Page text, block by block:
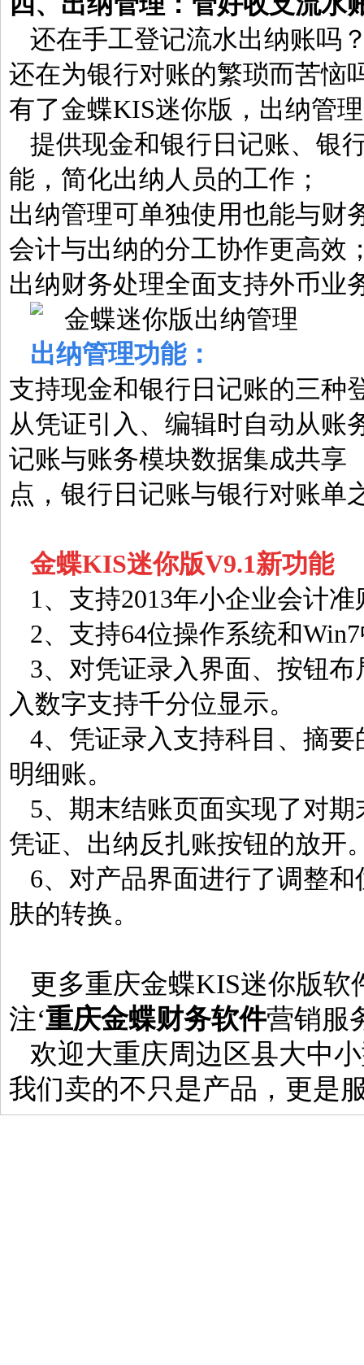
还在手工登记流水出纳账吗
还在为银行对账的繁琐而苦恼
有了金蝶KIS迷你版，出纳管
提供现金和银行日记账、银
能，简化出纳人员的工作；
出纳管理可单独使用也能与财
会计与出纳的分工协作更高效
出纳财务处理全面支持外币业
出纳管理功能：
支持现金和银行日记账的三种
从凭证引入、编辑时自动从账
记账与账务模块数据集成共享
点，银行日记账与银行对账单
金蝶KIS迷你版V9.1新功能
1、支持2013年小企业会计准
2、支持64位操作系统和
3、对凭证录入界面、按钮
入数字支持千分位显示。
4、凭证录入支持科目、摘
明细账。
5、期末结账页面实现了对
凭证、出纳反扎账按钮的放开
6、对产品界面进行了调整
肤的转换。
更多重庆金蝶KIS迷你版软
注‘重庆金蝶财务软件营销服
欢迎大重庆周边区县大中
我们卖的不只是产品，更是